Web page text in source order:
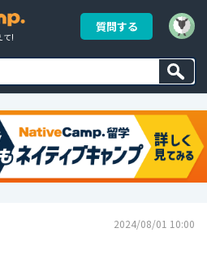
て!
質問する
2024/08/01 10:00